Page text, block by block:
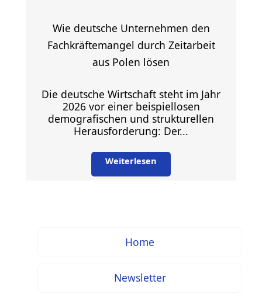
Wie deutsche Unternehmen den
Fachkräftemangel durch Zeitarbeit
aus Polen lösen
Die deutsche Wirtschaft steht im Jahr
2026 vor einer beispiellosen
demografischen und strukturellen
Herausforderung: Der...
Weiterlesen
Home
Newsletter